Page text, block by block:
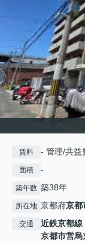
賃料 - 管理/共益
面積 -
築年数 築38年
所在地 京都府京都
交通 近鉄京都線
京都市営烏